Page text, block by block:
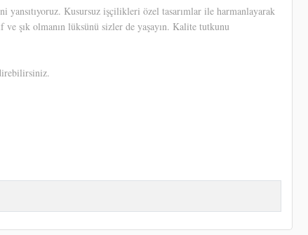
yansıtıyoruz. Kusursuz işçilikleri özel tasarımlar ile harmanlayarak
şık olmanın lüksünü sizler de yaşayın. Kalite tutkunu